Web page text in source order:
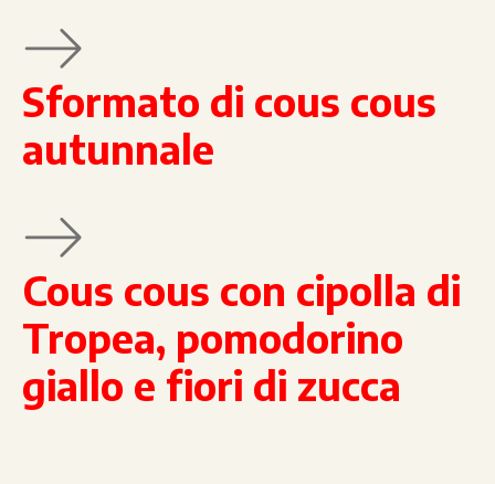
Sformato di cous cous
autunnale
Cous cous con cipolla di
Tropea, pomodorino
giallo e fiori di zucca